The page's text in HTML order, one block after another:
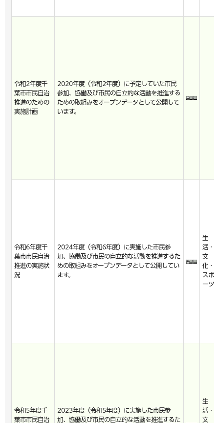
令和2年度千
葉市市民自治
推進のための
実施計画
2020年度（令和2年度）に予定していた市民
参加、協働及び市民の自立的な活動を推進する
ための取組みをオープンデータとして公開して
います。
令和6年度千
葉市市民自治
推進の実施状
況
2024年度（令和6年度）に実施した市民参
加、協働及び市民の自立的な活動を推進するた
めの取組みをオープンデータとして公開してい
ます。
生
活・
文
化・
スポ
ーツ
令和5年度千
葉市市民自治
2023年度（令和5年度）に実施した市民参
加、協働及び市民の自立的な活動を推進するた
生
活・
文